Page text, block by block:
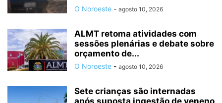
O Noroeste - agosto 10, 2026
ALMT retoma atividades com
sessões plenárias e debate sobre
orçamento de...
O Noroeste - agosto 10, 2026
Sete crianças são internadas
após suposta ingestão de veneno